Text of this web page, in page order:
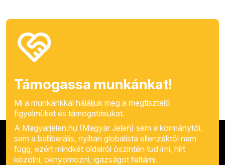
Támogassa munkánkat!
Mi a munkánkkal háláljuk meg a megtisztelő
figyelmüket és támogatásukat.
A Magyarjelen.hu (Magyar Jelen) sem a kormánytól,
sem a balliberális, nyíltan globalista ellenzéktől nem
függ, ezért mindkét oldalról őszintén tud írni, hírt
közölni, oknyomozni, igazságot feltárni.